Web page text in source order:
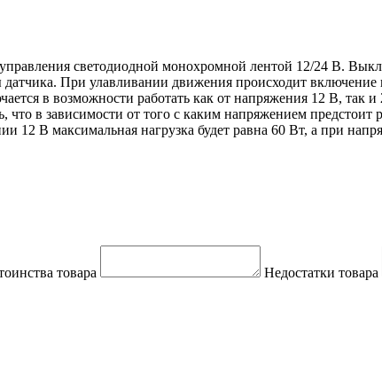
светодиодной монохромной лентой 12/24 В.
датчика. При улавливании движения происходит
в возможности работать как от напряжения 12 В, так
в зависимости от того с каким напряжением предстоит
12 В максимальная нагрузка будет равна 60 Вт, а при
товара
Недостатки товара